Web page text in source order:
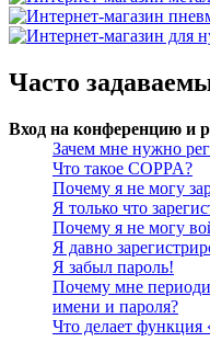
Часто
Вход на конференцию и
Зачем мне нужно
Что такое COPPA?
Почему я не могу
Я только что
Почему я не могу
Я давно
Я забыл пароль!
Почему мне
имени и пароля?
Что делает функция